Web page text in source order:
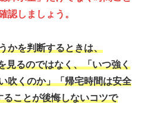
認しましょう。
かを判断するときは、
見るのではなく、「いつ強く
吹くのか」「帰宅時間は安全
ことが後悔しないコツで